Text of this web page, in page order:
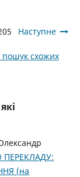
Наступне
схожих
(на